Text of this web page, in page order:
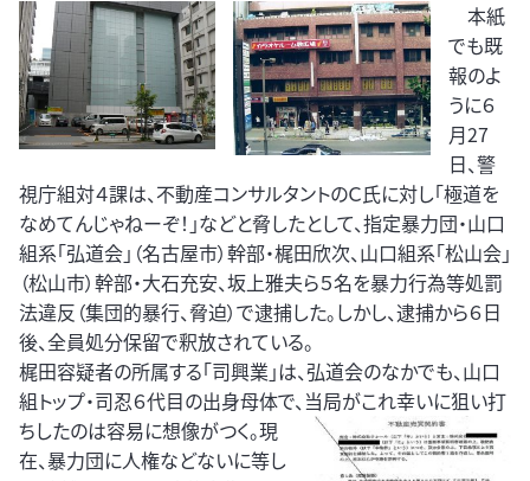
本紙
でも既
報のよ
うに６
月27
日、警
視庁組対４課は、不動産コンサルタントのＣ氏に対し「極道を
なめてんじゃねーぞ！」などと脅したとして、指定暴力団・山口
組系「弘道会」（名古屋市）幹部・梶田欣次、山口組系「松山会」
（松山市）幹部・大石充安、坂上雅夫ら５名を暴力行為等処罰
法違反（集団的暴行、脅迫）で逮捕した。しかし、逮捕から６日
後、全員処分保留で釈放されている。
梶田容疑者の所属する「司興業」は、弘道会のなかでも、山口
組トップ・司忍６代目の出身母体で、当局がこれ幸いに狙い打
ちしたのは容易に想像がつく。現
在、暴力団に人権などないに等し